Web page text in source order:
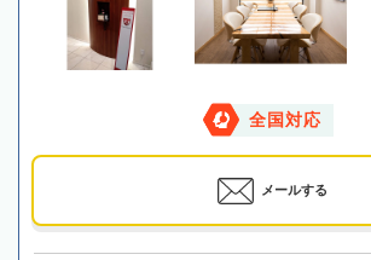
全国対応
メールする